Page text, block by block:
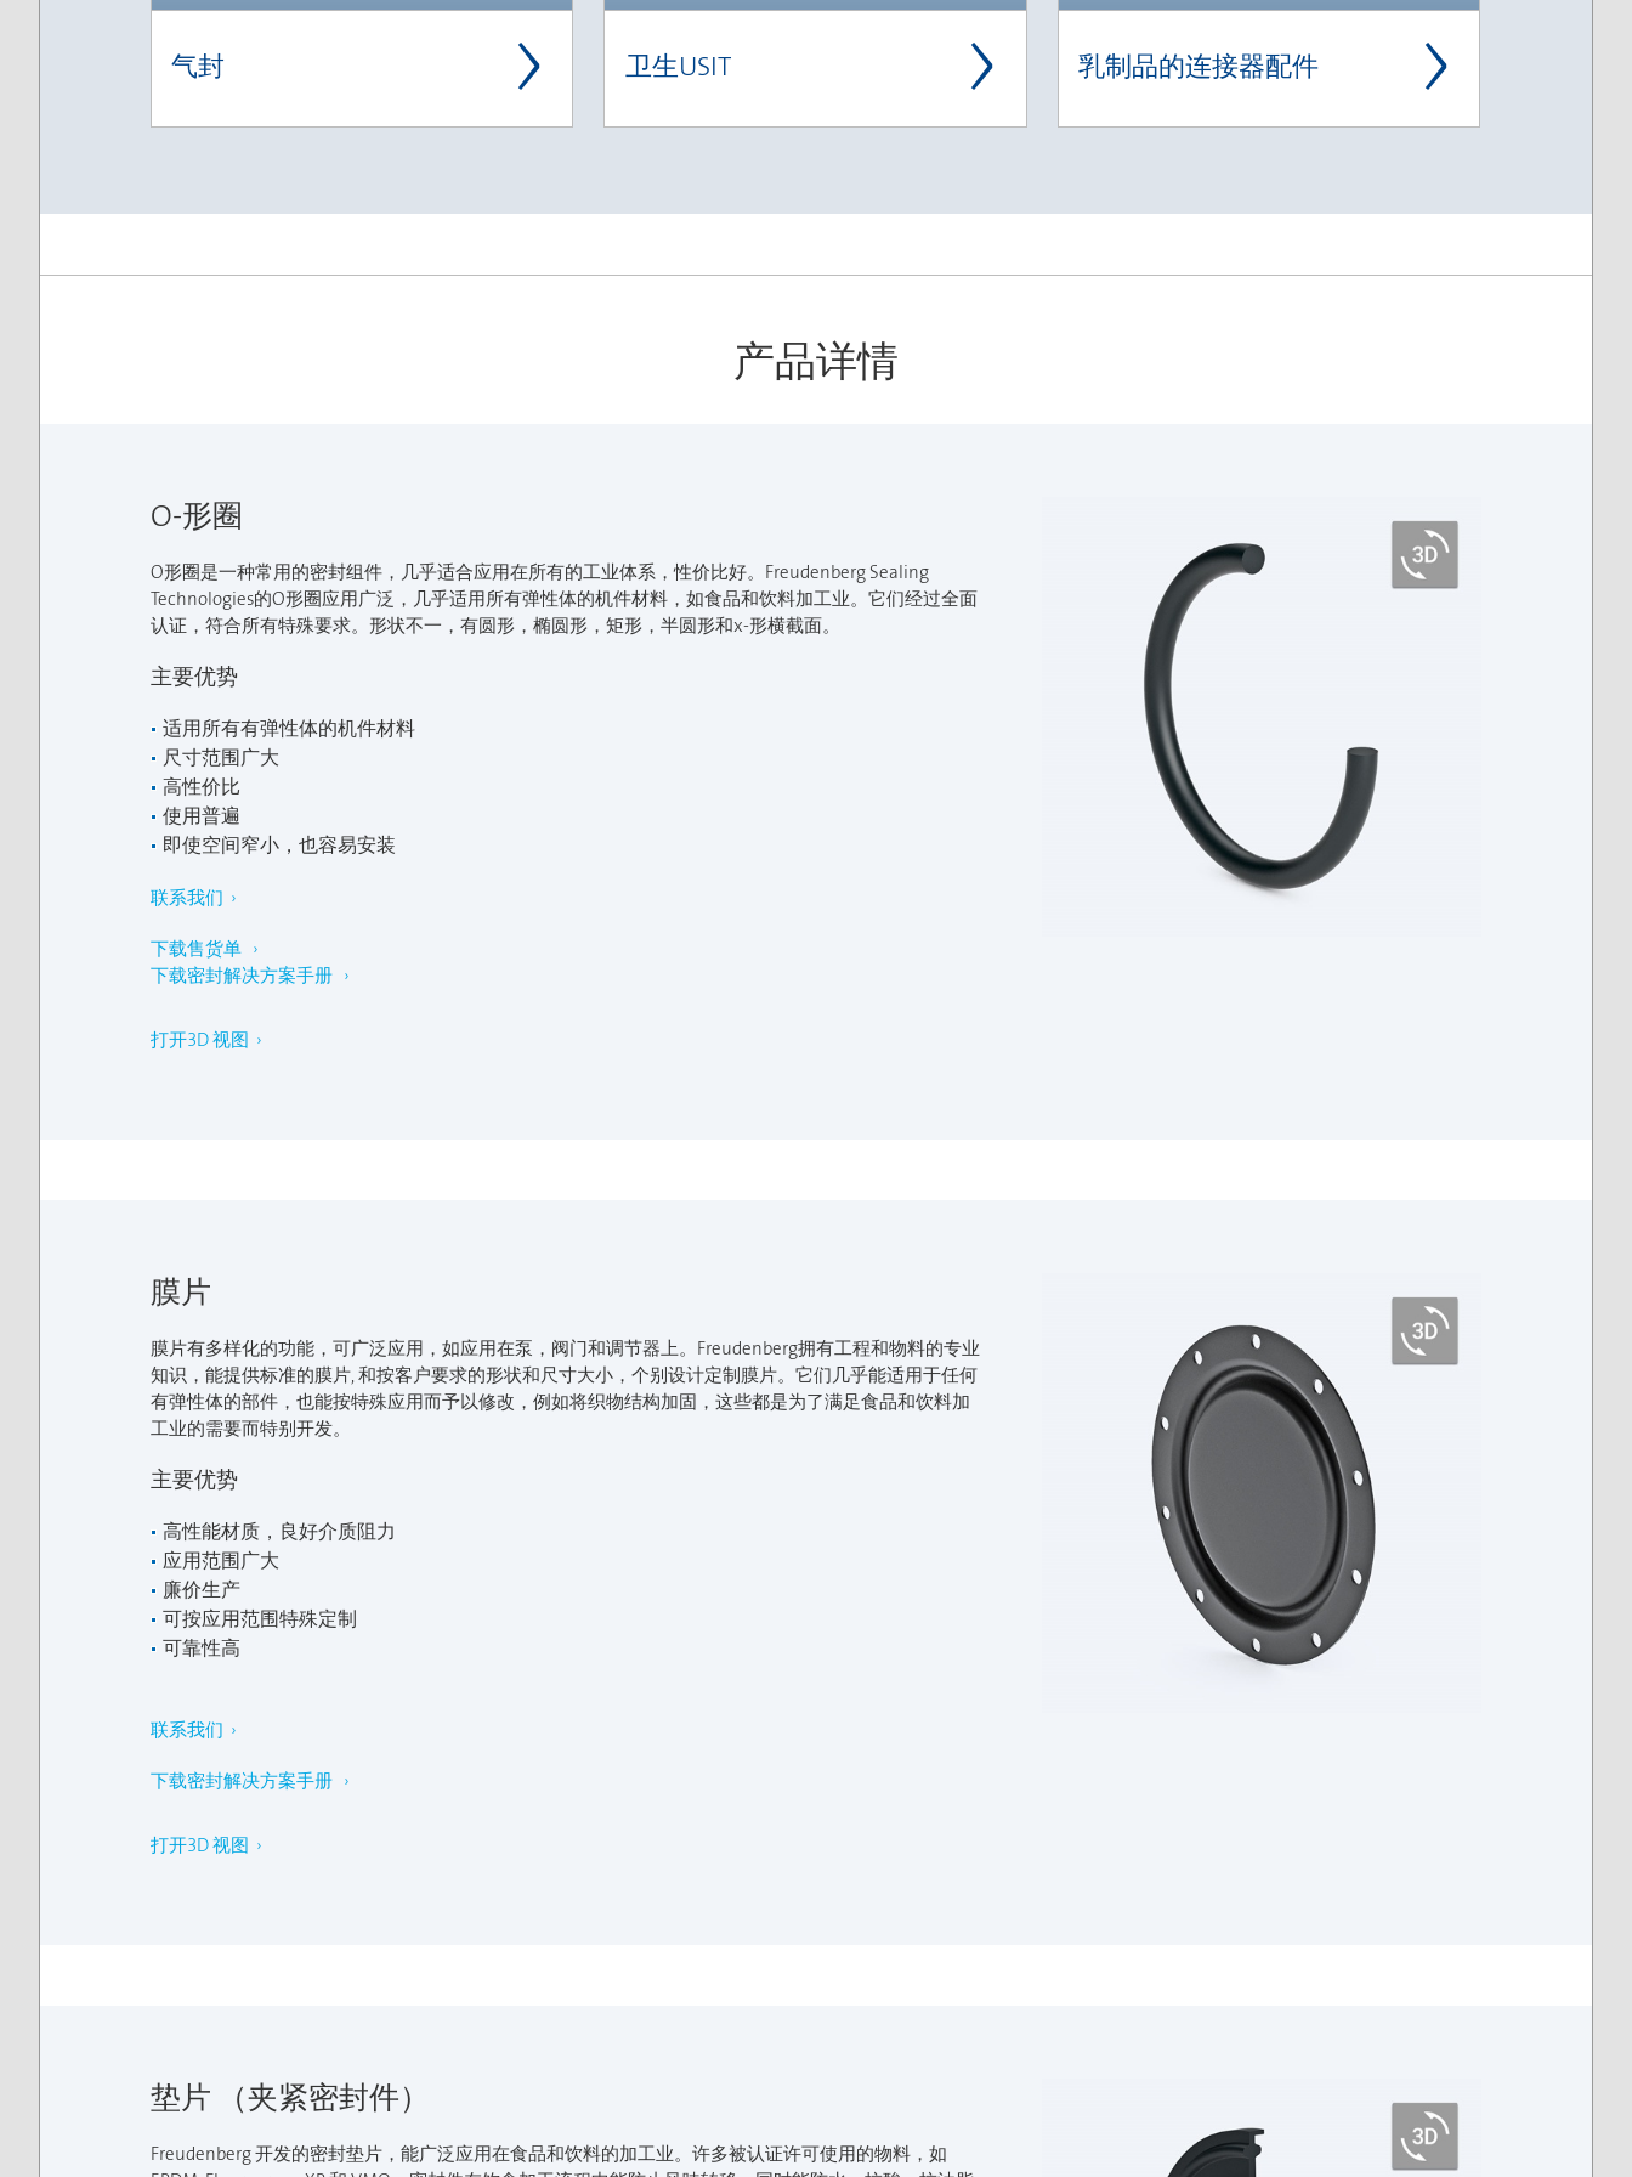
气封 卫生USIT 乳制品的连接器配件
产品详情
O-形圈
O形圈是一种常用的密封组件，几乎适合应用在所有的工业体系，性价比好。Freudenberg Sealing
Technologies的O形圈应用广泛，几乎适用所有弹性体的机件材料，如食品和饮料加工业。它们经过全面
认证，符合所有特殊要求。形状不一，有圆形，椭圆形，矩形，半圆形和x-形横截面。
主要优势
适用所有有弹性体的机件材料
尺寸范围广大
高性价比
使用普遍
即使空间窄小，也容易安装
联系我们 ›
下载售货单 ›
下载密封解决方案手册 ›
打开3D 视图
膜片
膜片有多样化的功能，可广泛应用，如应用在泵，阀门和调节器上。Freudenberg拥有工程和物料的专业
知识，能提供标准的膜片, 和按客户要求的形状和尺寸大小，个别设计定制膜片。它们几乎能适用于任何
有弹性体的部件，也能按特殊应用而予以修改，例如将织物结构加固，这些都是为了满足食品和饮料加
工业的需要而特别开发。
主要优势
高性能材质，良好介质阻力
应用范围广大
廉价生产
可按应用范围特殊定制
可靠性高
联系我们 ›
下载密封解决方案手册 ›
打开3D 视图
垫片 （夹紧密封件）
Freudenberg 开发的密封垫片，能广泛应用在食品和饮料的加工业。许多被认证许可使用的物料，如